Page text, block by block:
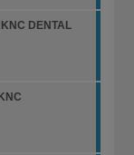
DENTAL